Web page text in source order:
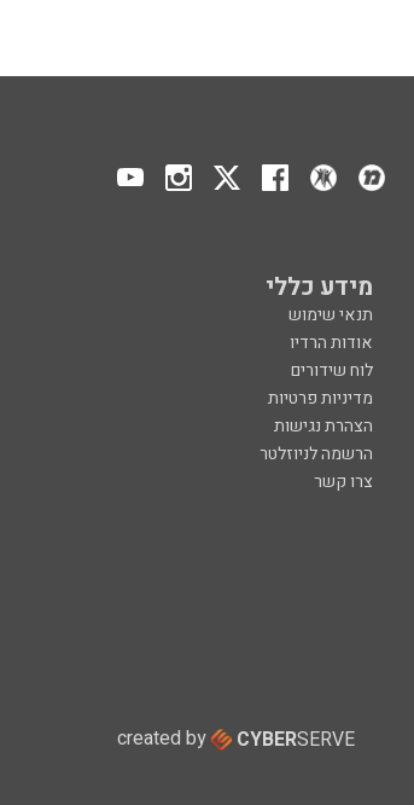
מידע כללי
תנאי שימוש
אודות הרדיו
לוח שידורים
מדיניות פרטיות
הצהרת נגישות
הרשמה לניוזלטר
צרו קשר
created by CYBERSERVE